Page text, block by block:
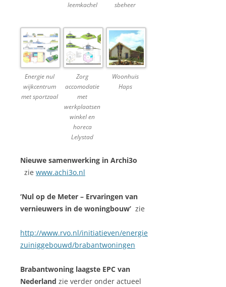
leemkachel
sbeheer
Energie nul
wijkcentrum
met sportzaal
Zorg
accomodatie
met
werkplaatsen
winkel en
horeca
Lelystad
Woonhuis
Haps
Nieuwe samenwerking in Archi3o
zie www.achi3o.nl
‘Nul op de Meter – Ervaringen van
vernieuwers in de woningbouw’ zie
http://www.rvo.nl/initiatieven/energie
zuiniggebouwd/brabantwoningen
Brabantwoning laagste EPC van
Nederland zie verder onder actueel